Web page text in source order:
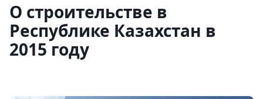
О строительстве в
Республике Казахстан в
2015 году